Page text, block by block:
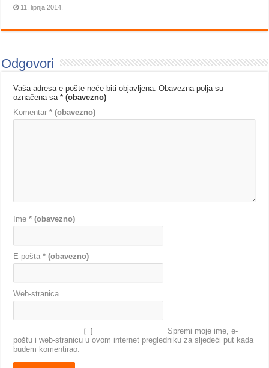
11. lipnja 2014.
Odgovori
Vaša adresa e-pošte neće biti objavljena. Obavezna polja su
označena sa* (obavezno)
Komentar* (obavezno)
Ime* (obavezno)
E-pošta* (obavezno)
Web-stranica
Spremi moje ime, e-
poštu i web-stranicu u ovom internet pregledniku za sljedeći put kada
budem komentirao.